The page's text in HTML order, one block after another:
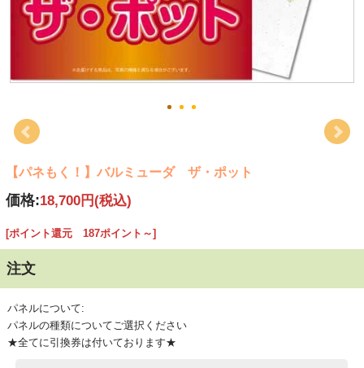
【パネもく！】バルミューダ ザ・ポット
価格:18,700円(税込)
[ポイント還元 187ポイント～]
注文
パネルについて:
パネルの種類についてご選択ください
★全てに引換券は付いております★